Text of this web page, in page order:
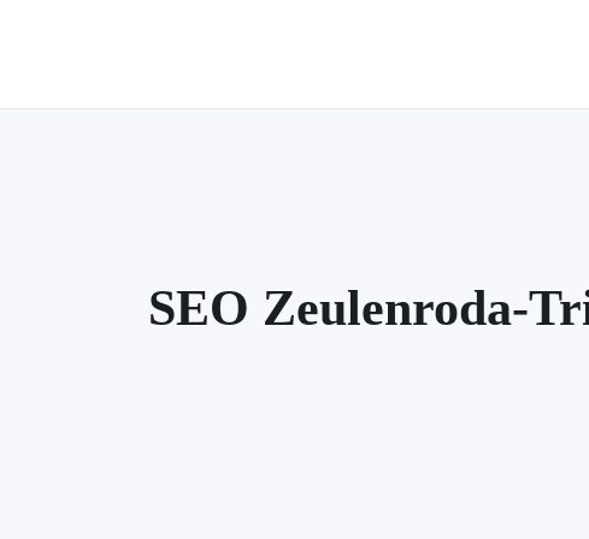
SEO Zeulenroda-